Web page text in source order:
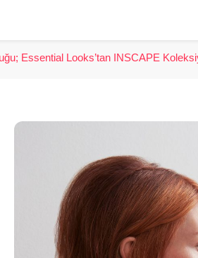
Essential Looks’tan INSCAPE